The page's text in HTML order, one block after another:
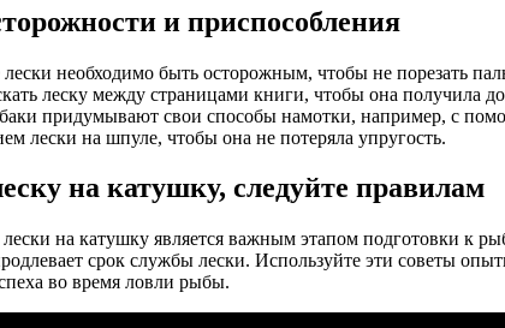
и приспособления
необходимо быть осторожным, чтобы не порезать
леску между страницами книги, чтобы она получила
придумывают свои способы намотки, например, с
лески на шпуле, чтобы она не потеряла упругость.
на катушку, следуйте правилам
на катушку является важным этапом подготовки к
срок службы лески. Используйте эти советы
во время ловли рыбы.